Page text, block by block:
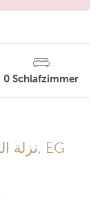
0 Schlafzimmer
OÄhnliche Angebote für نزلة السمان, EG